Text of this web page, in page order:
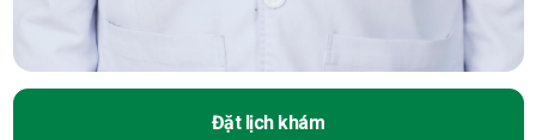
Đặt lịch khám